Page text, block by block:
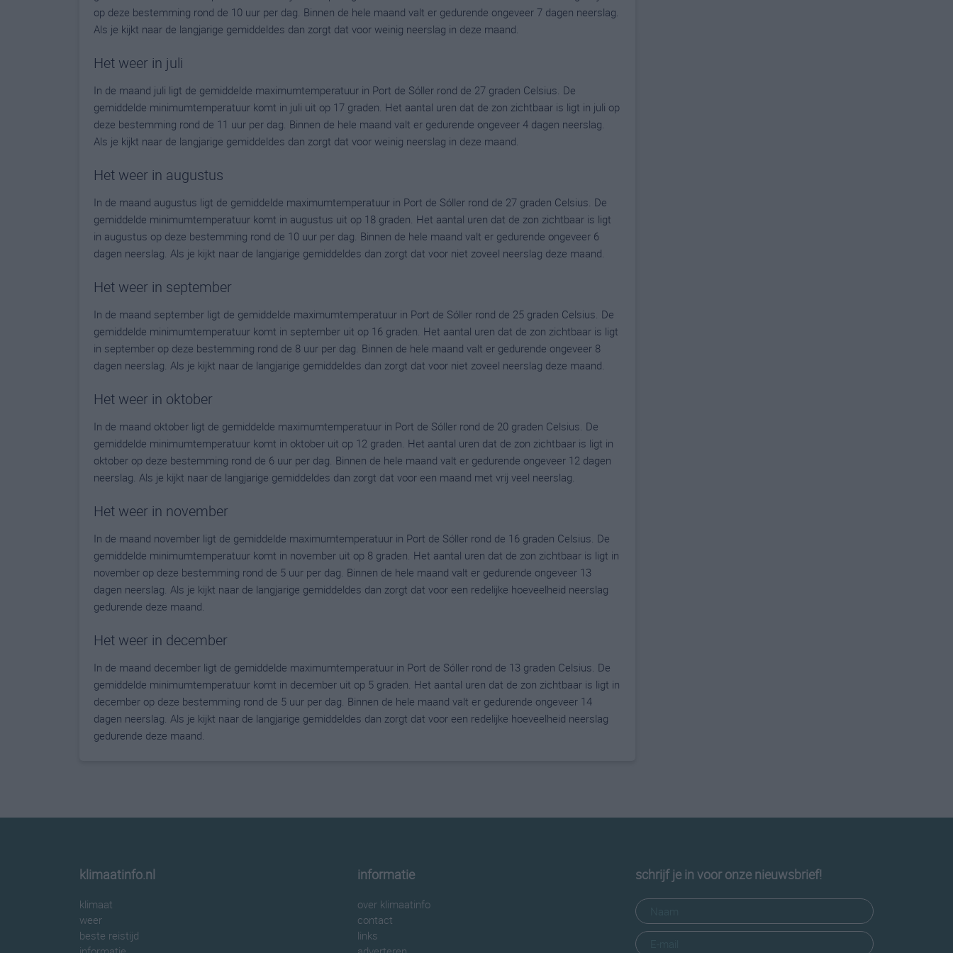
op deze bestemming rond de 10 uur per dag. Binnen de hele maand valt er gedurende ongeveer 7 dagen neerslag.
Als je kijkt naar de langjarige gemiddeldes dan zorgt dat voor weinig neerslag in deze maand.
Het weer in juli
In de maand juli ligt de gemiddelde maximumtemperatuur in Port de Sóller rond de 27 graden Celsius. De
gemiddelde minimumtemperatuur komt in juli uit op 17 graden. Het aantal uren dat de zon zichtbaar is ligt in juli op
deze bestemming rond de 11 uur per dag. Binnen de hele maand valt er gedurende ongeveer 4 dagen neerslag.
Als je kijkt naar de langjarige gemiddeldes dan zorgt dat voor weinig neerslag in deze maand.
Het weer in augustus
In de maand augustus ligt de gemiddelde maximumtemperatuur in Port de Sóller rond de 27 graden Celsius. De
gemiddelde minimumtemperatuur komt in augustus uit op 18 graden. Het aantal uren dat de zon zichtbaar is ligt
in augustus op deze bestemming rond de 10 uur per dag. Binnen de hele maand valt er gedurende ongeveer 6
dagen neerslag. Als je kijkt naar de langjarige gemiddeldes dan zorgt dat voor niet zoveel neerslag deze maand.
Het weer in september
In de maand september ligt de gemiddelde maximumtemperatuur in Port de Sóller rond de 25 graden Celsius. De
gemiddelde minimumtemperatuur komt in september uit op 16 graden. Het aantal uren dat de zon zichtbaar is ligt
in september op deze bestemming rond de 8 uur per dag. Binnen de hele maand valt er gedurende ongeveer 8
dagen neerslag. Als je kijkt naar de langjarige gemiddeldes dan zorgt dat voor niet zoveel neerslag deze maand.
Het weer in oktober
In de maand oktober ligt de gemiddelde maximumtemperatuur in Port de Sóller rond de 20 graden Celsius. De
gemiddelde minimumtemperatuur komt in oktober uit op 12 graden. Het aantal uren dat de zon zichtbaar is ligt in
oktober op deze bestemming rond de 6 uur per dag. Binnen de hele maand valt er gedurende ongeveer 12 dagen
neerslag. Als je kijkt naar de langjarige gemiddeldes dan zorgt dat voor een maand met vrij veel neerslag.
Het weer in november
In de maand november ligt de gemiddelde maximumtemperatuur in Port de Sóller rond de 16 graden Celsius. De
gemiddelde minimumtemperatuur komt in november uit op 8 graden. Het aantal uren dat de zon zichtbaar is ligt in
november op deze bestemming rond de 5 uur per dag. Binnen de hele maand valt er gedurende ongeveer 13
dagen neerslag. Als je kijkt naar de langjarige gemiddeldes dan zorgt dat voor een redelijke hoeveelheid neerslag
gedurende deze maand.
Het weer in december
In de maand december ligt de gemiddelde maximumtemperatuur in Port de Sóller rond de 13 graden Celsius. De
gemiddelde minimumtemperatuur komt in december uit op 5 graden. Het aantal uren dat de zon zichtbaar is ligt in
december op deze bestemming rond de 5 uur per dag. Binnen de hele maand valt er gedurende ongeveer 14
dagen neerslag. Als je kijkt naar de langjarige gemiddeldes dan zorgt dat voor een redelijke hoeveelheid neerslag
gedurende deze maand.
klimaatinfo.nl
klimaat
weer
beste reistijd
informatie
over klimaatinfo
contact
links
schrijf je in voor onze nieuwsbrief!